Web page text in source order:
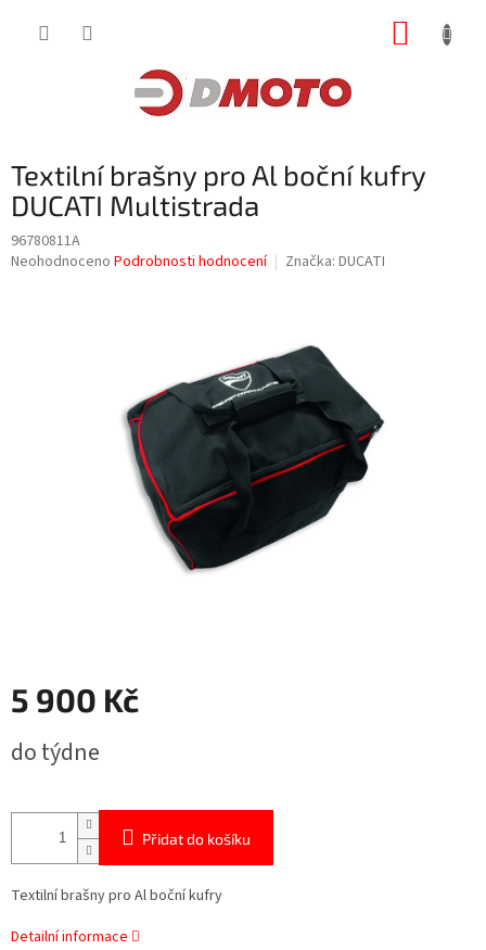
Textilní brašny pro Al boční kufry
DUCATI Multistrada
96780811A
Průměrné
Neohodnoceno Podrobnosti hodnocení Značka: DUCATI
5 900 Kč
cena:
do týdne
Přidat do košíku
Textilní brašny pro Al boční kufry
Detailní informace